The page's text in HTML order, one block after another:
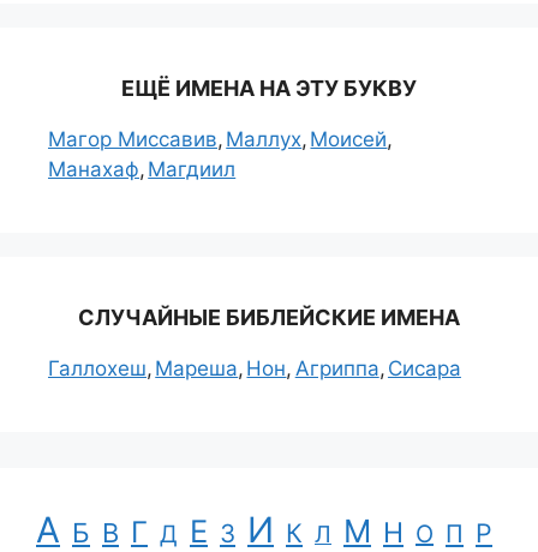
ЕЩЁ ИМЕНА НА ЭТУ БУКВУ
Магор Миссавив Маллух Моисей
Манахаф Магдиил
СЛУЧАЙНЫЕ БИБЛЕЙСКИЕ ИМЕНА
Галлохеш Мареша Нон Агриппа Сисара
А Б В Г Д Е З И К Л М Н О П Р